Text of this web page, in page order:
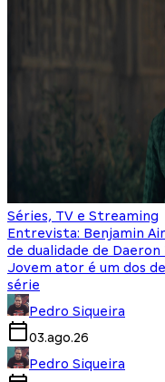
Séries, TV e Streaming
Entrevista: Benjamin
de dualidade de Daeron
Jovem ator é um dos
série
Pedro Siqueira
03.ago.26
Pedro Siqueira